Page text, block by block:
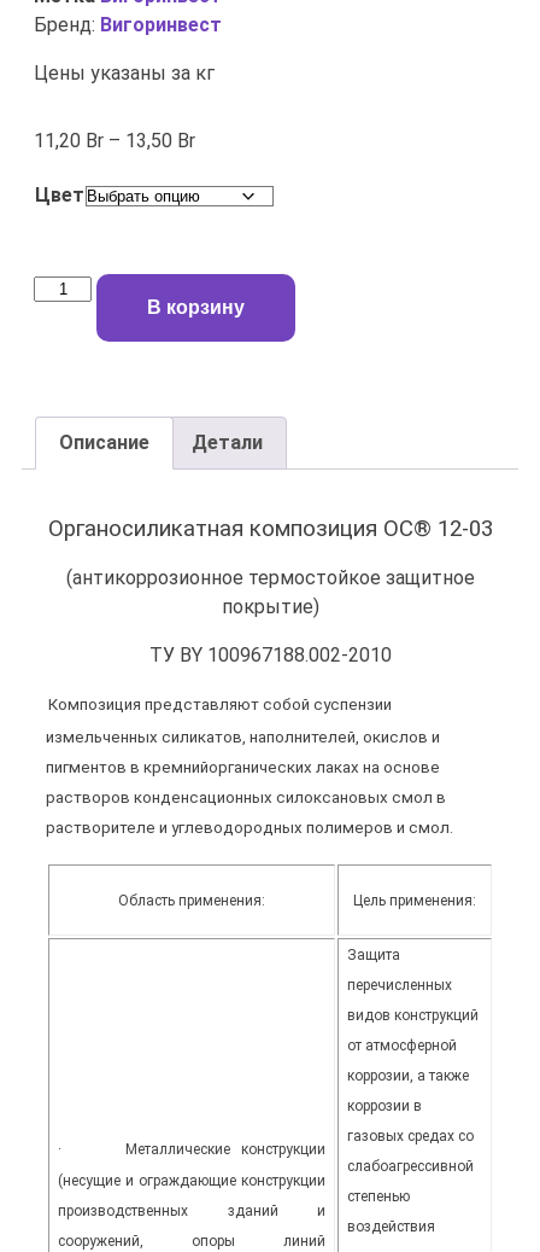
Бренд: Вигоринвест
Цены указаны за кг
11,20 Br – 13,50 Br
Цвет
В корзину
Описание Детали
Органосиликатная композиция ОС® 12-03
(антикоррозионное термостойкое защитное
покрытие)
ТУ BY 100967188.002-2010
Композиция представляют собой суспензии
измельченных силикатов, наполнителей, окислов и
пигментов в кремнийорганических лаках на основе
растворов конденсационных силоксановых смол в
растворителе и углеводородных полимеров и смол.
Область применения: Цель применения:
·
Металлические конструкции
(несущие и ограждающие конструкции
производственных зданий и
сооружений, опоры линий
Защита
перечисленных
видов конструкций
от атмосферной
коррозии, а также
коррозии в
газовых средах со
слабоагрессивной
степенью
воздействия